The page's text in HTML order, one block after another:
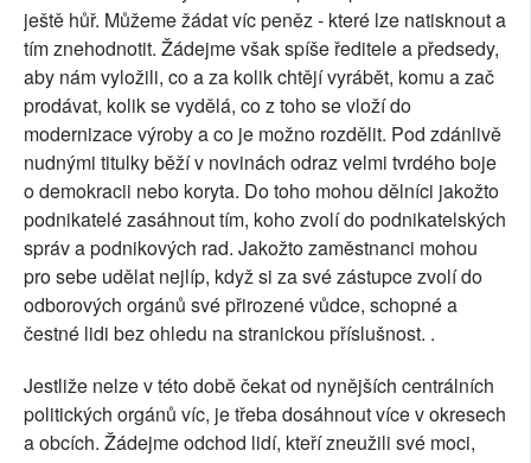
ještě hůř. Můžeme žádat víc peněz - které lze natisknout a
tím znehodnotit. Žádejme však spíše ředitele a předsedy,
aby nám vyložili, co a za kolik chtějí vyrábět, komu a zač
prodávat, kolik se vydělá, co z toho se vloží do
modernizace výroby a co je možno rozdělit. Pod zdánlivě
nudnými titulky běží v novinách odraz velmi tvrdého boje
o demokracii nebo koryta. Do toho mohou dělníci jakožto
podnikatelé zasáhnout tím, koho zvolí do podnikatelských
správ a podnikových rad. Jakožto zaměstnanci mohou
pro sebe udělat nejlíp, když si za své zástupce zvolí do
odborových orgánů své přirozené vůdce, schopné a
čestné lidi bez ohledu na stranickou příslušnost. .
Jestliže nelze v této době čekat od nynějších centrálních
politických orgánů víc, je třeba dosáhnout více v okresech
a obcích. Žádejme odchod lidí, kteří zneužili své moci,